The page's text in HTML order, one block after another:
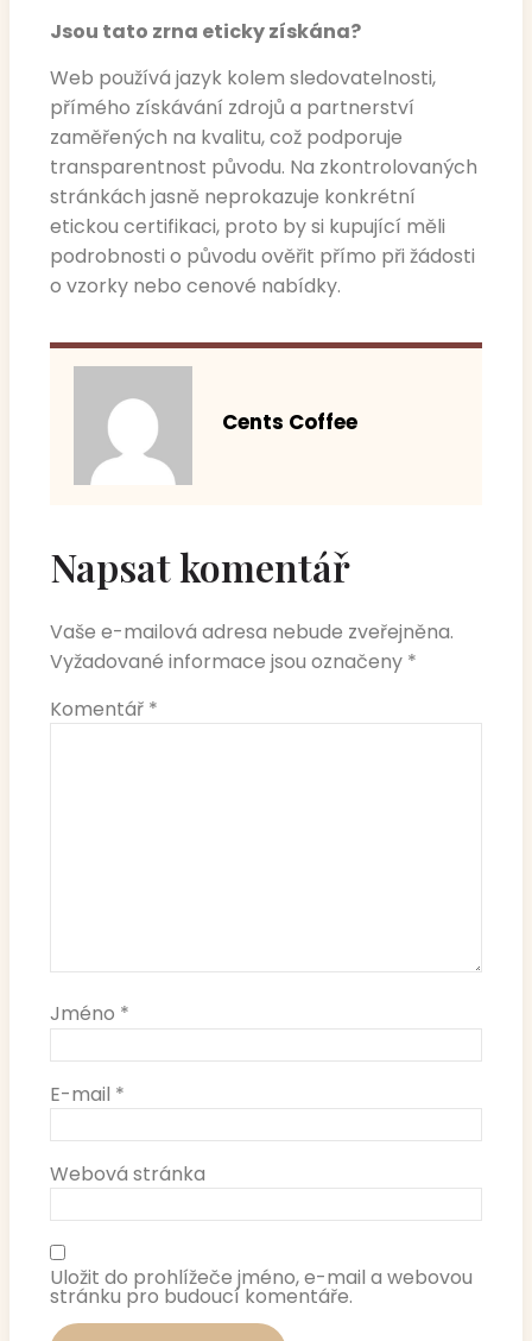
Jsou tato zrna eticky získána?
Web používá jazyk kolem sledovatelnosti,
přímého získávání zdrojů a partnerství
zaměřených na kvalitu, což podporuje
transparentnost původu. Na zkontrolovaných
stránkách jasně neprokazuje konkrétní
etickou certifikaci, proto by si kupující měli
podrobnosti o původu ověřit přímo při žádosti
o vzorky nebo cenové nabídky.
Cents Coffee
Napsat komentář
Vaše e-mailová adresa nebude zveřejněna.
Vyžadované informace jsou označeny *
Komentář *
Jméno *
E-mail *
Webová stránka
Uložit do prohlížeče jméno, e-mail a webovou
stránku pro budoucí komentáře.